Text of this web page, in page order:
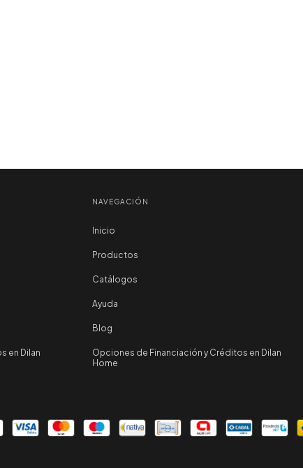
en Dilan
NAVEGACIÓN
Inicio
Productos
Catálogos
Ayuda
Blog
Opciones de Financiación y Créditos en Dilan
Home